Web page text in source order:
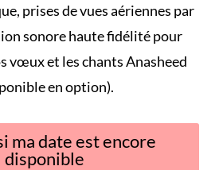
prises de vues aériennes par
sonore haute fidélité pour
vœux et les chants Anasheed
en option).
ma date est encore
disponible